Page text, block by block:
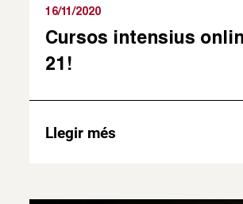
16/11/2020
Cursos intensius
21!
Llegir més